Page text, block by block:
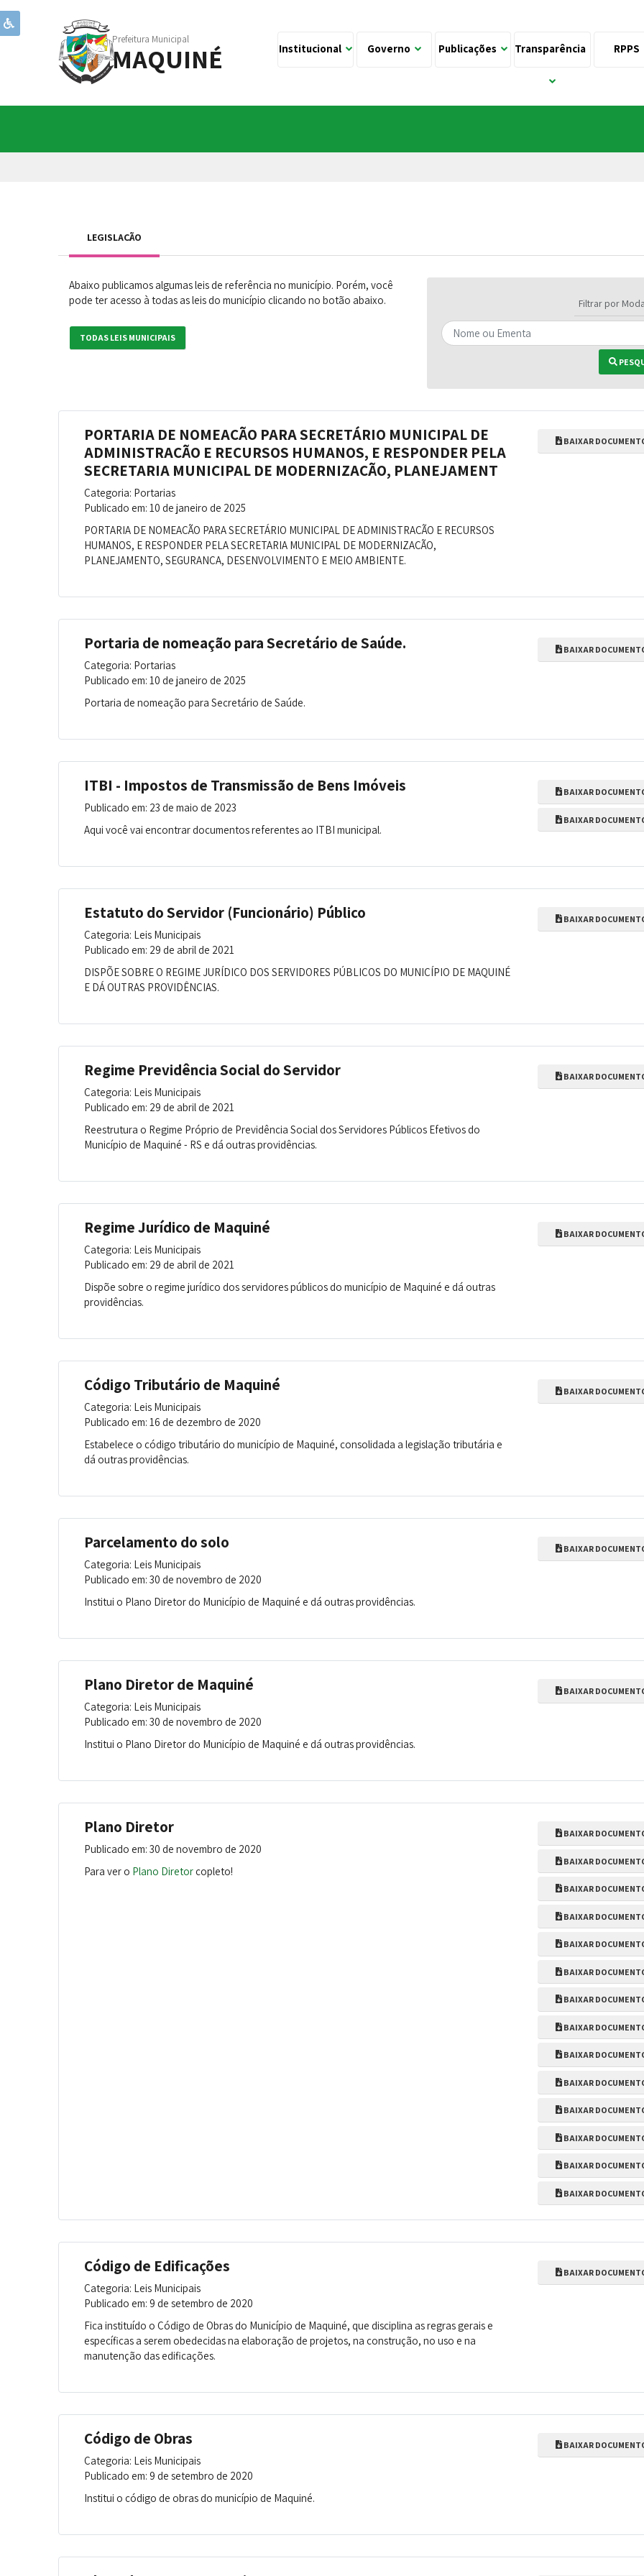
Prefeitura Municipal
MAQUINÉ Institucional Governo Publicações Transparência RPPS
LEGISLAÇÃO
Abaixo publicamos algumas leis de referência no município. Porém, você
pode ter acesso à todas as leis do município clicando no botão abaixo.
TODAS LEIS MUNICIPAIS
Filtrar por
PORTARIA DE NOMEAÇÃO PARA SECRETÁRIO MUNICIPAL DE
ADMINISTRAÇÃO E RECURSOS HUMANOS, E RESPONDER PELA
SECRETARIA MUNICIPAL DE MODERNIZAÇÃO, PLANEJAMENT
Categoria: Portarias
Publicado em: 10 de janeiro de 2025
PORTARIA DE NOMEAÇÃO PARA SECRETÁRIO MUNICIPAL DE ADMINISTRAÇÃO E RECURSOS
HUMANOS, E RESPONDER PELA SECRETARIA MUNICIPAL DE MODERNIZAÇÃO,
PLANEJAMENTO, SEGURANÇA, DESENVOLVIMENTO E MEIO AMBIENTE.
BAIXAR
Portaria de nomeação para Secretário de Saúde.
Categoria: Portarias
Publicado em: 10 de janeiro de 2025
Portaria de nomeação para Secretário de Saúde.
BAIXAR
ITBI - Impostos de Transmissão de Bens Imóveis
Publicado em: 23 de maio de 2023
Aqui você vai encontrar documentos referentes ao ITBI municipal.
BAIXAR
BAIXAR
Estatuto do Servidor (Funcionário) Público
Categoria: Leis Municipais
Publicado em: 29 de abril de 2021
DISPÕE SOBRE O REGIME JURÍDI­CO DOS SERVIDORES PÚBLICOS DO MUNICÍPIO DE MAQUINÉ
E DÁ OUTRAS PROVIDÊNCIAS.
BAIXAR
Regime Previdência Social do Servidor
Categoria: Leis Municipais
Publicado em: 29 de abril de 2021
Reestrutura o Regime Próprio de Previdência Social dos Servidores Públicos Efetivos do
Município de Maquiné - RS e dá outras providências.
BAIXAR
Regime Jurídico de Maquiné
Categoria: Leis Municipais
Publicado em: 29 de abril de 2021
Dispõe sobre o regime jurídico dos servidores públicos do município de Maquiné e dá outras
providências.
BAIXAR
Código Tributário de Maquiné
Categoria: Leis Municipais
Publicado em: 16 de dezembro de 2020
Estabelece o código tributário do município de Maquiné, consolidada a legislação tributária e
dá outras providências.
BAIXAR
Parcelamento do solo
Categoria: Leis Municipais
Publicado em: 30 de novembro de 2020
Institui o Plano Diretor do Município de Maquiné e dá outras providências.
BAIXAR
Plano Diretor de Maquiné
Categoria: Leis Municipais
Publicado em: 30 de novembro de 2020
Institui o Plano Diretor do Município de Maquiné e dá outras providências.
BAIXAR
Plano Diretor
Publicado em: 30 de novembro de 2020
Para ver o Plano Diretorcopleto!
BAIXAR
BAIXAR
BAIXAR
BAIXAR
BAIXAR
BAIXAR
BAIXAR
BAIXAR
BAIXAR
BAIXAR
BAIXAR
BAIXAR
BAIXAR
BAIXAR
Código de Edificações
Categoria: Leis Municipais
Publicado em: 9 de setembro de 2020
Fica instituído o Código de Obras do Município de Maquiné, que disciplina as regras gerais e
específicas a serem obedecidas na elaboração de projetos, na construção, no uso e na
manutenção das edificações.
BAIXAR
Código de Obras
Categoria: Leis Municipais
Publicado em: 9 de setembro de 2020
Institui o código de obras do município de Maquiné.
BAIXAR